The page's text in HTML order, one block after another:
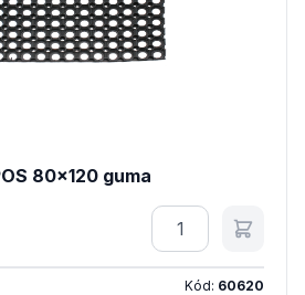
80x120 guma
Množstvo
Kód: 60620